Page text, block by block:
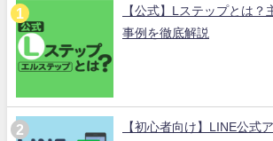
【公式】Lステップとは？
事例を徹底解説
【初心者向け】LINE公式